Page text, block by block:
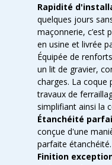
Rapidité
quelques jours
maçonnerie, c’est
en usine et livrée
Équipée de
un lit de gravier,
charges. La coque
travaux de
simplifiant ainsi la
Étanchéité
conçue d'une
parfaite étanchéité.
Finition